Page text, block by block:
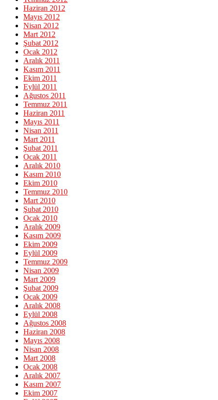
Haziran 2012
Mayıs 2012
Nisan 2012
Mart 2012
Şubat 2012
Ocak 2012
Aralık 2011
Kasım 2011
Ekim 2011
Eylül 2011
Ağustos 2011
Temmuz 2011
Haziran 2011
Mayıs 2011
Nisan 2011
Mart 2011
Şubat 2011
Ocak 2011
Aralık 2010
Kasım 2010
Ekim 2010
Temmuz 2010
Mart 2010
Şubat 2010
Ocak 2010
Aralık 2009
Kasım 2009
Ekim 2009
Eylül 2009
Temmuz 2009
Nisan 2009
Mart 2009
Şubat 2009
Ocak 2009
Aralık 2008
Eylül 2008
Ağustos 2008
Haziran 2008
Mayıs 2008
Nisan 2008
Mart 2008
Ocak 2008
Aralık 2007
Kasım 2007
Ekim 2007